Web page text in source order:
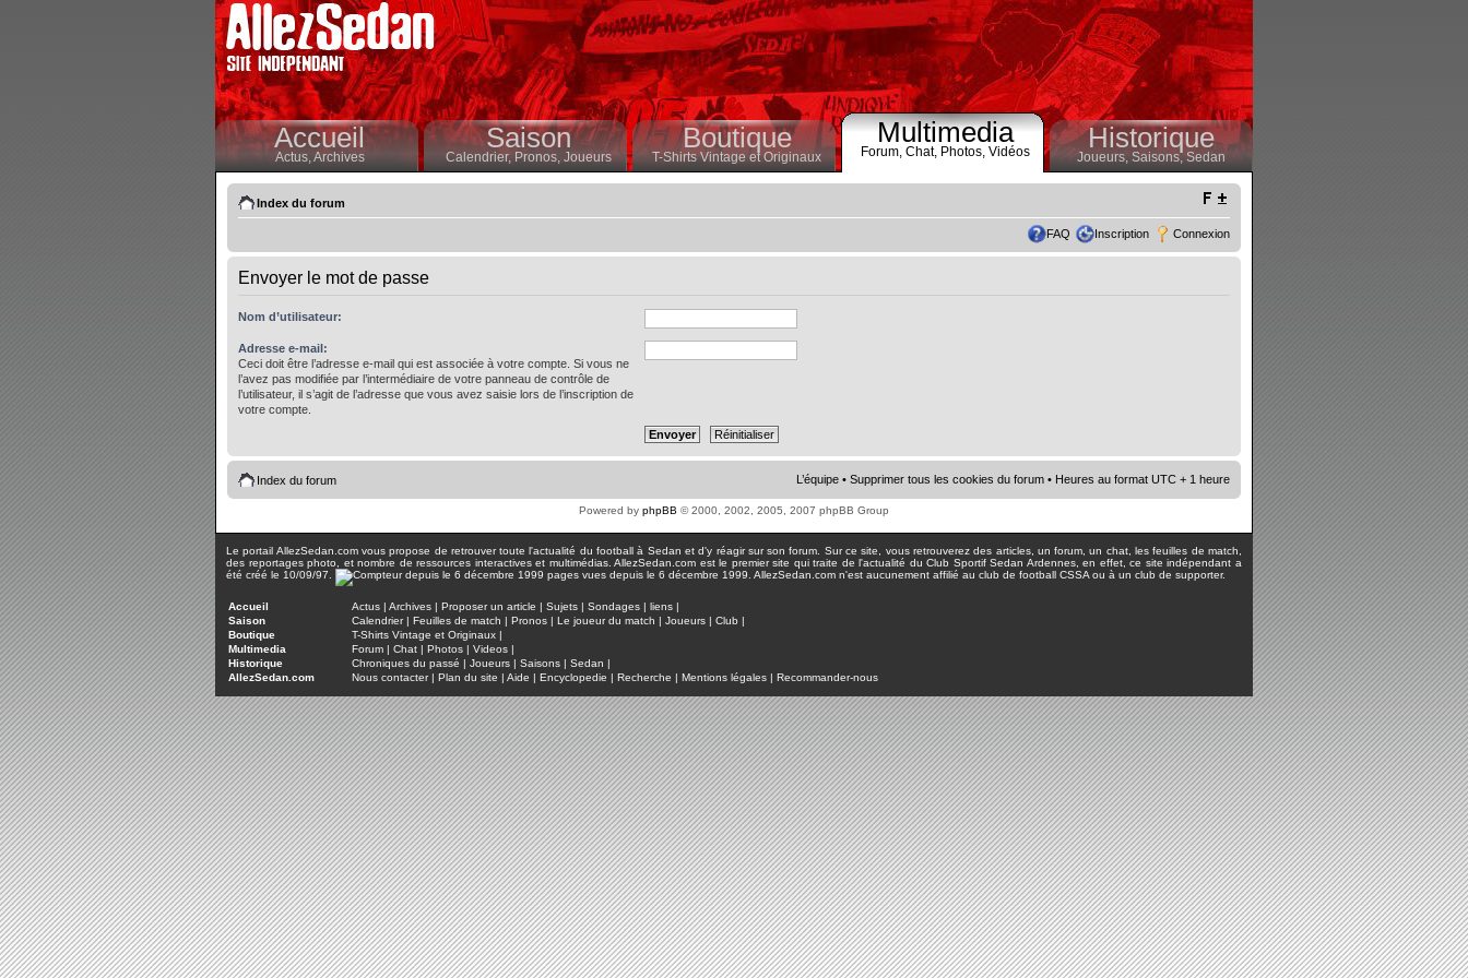
Accueil
Actus,Archives
Saison
Calendrier,Pronos, Joueurs
Boutique
T-Shirts Vintage et Originaux
Multimedia
Forum, Chat, Photos, Vidéos Historique
Joueurs, Saisons,Sedan
Index du forum
FAQ Inscription Connexion
Envoyer le mot de passe
Nom d’utilisateur:
Adresse e-mail:
Ceci doit être l’adresse e-mail qui est associée à votre compte. Si vous ne
l’avez pas modifiée par l’intermédiaire de votre panneau de contrôle de
l’utilisateur, il s’agit de l’adresse que vous avez saisie lors de l’inscription de
votre compte.
Index du forum L’équipe • Supprimer tous les cookies du forum • Heures au format UTC + 1 heure
Powered by phpBB © 2000, 2002, 2005, 2007 phpBB Group
Le portail AllezSedan.com vous propose de retrouver toute l'actualité du football à Sedan et d'y réagir sur son forum. Sur ce site, vous retrouverez des articles, un forum, un chat, les feuilles de match,
des reportages photo, et nombre de ressources interactives et multimédias. AllezSedan.com est le premier site qui traite de l'actualité du Club Sportif Sedan Ardennes, en effet, ce site indépendant a
été créé le 10/09/97.
pages vues depuis le 6 décembre 1999. AllezSedan.com n'est aucunement affilié au club de football CSSA ou à un club de supporter.
Accueil Actus | Archives | Proposer un article | Sujets | Sondages | liens |
Saison
Calendrier| Feuilles de match | Pronos | Le joueur du match | Joueurs | Club |
Boutique
T-Shirts Vintage et Originaux |
Multimedia
Forum | Chat | Photos | Videos |
Historique
Chroniques du passé | Joueurs | Saisons | Sedan |
AllezSedan.com
Nous contacter| Plan du site | Aide | Encyclopedie | Recherche | Mentions légales | Recommander-nous